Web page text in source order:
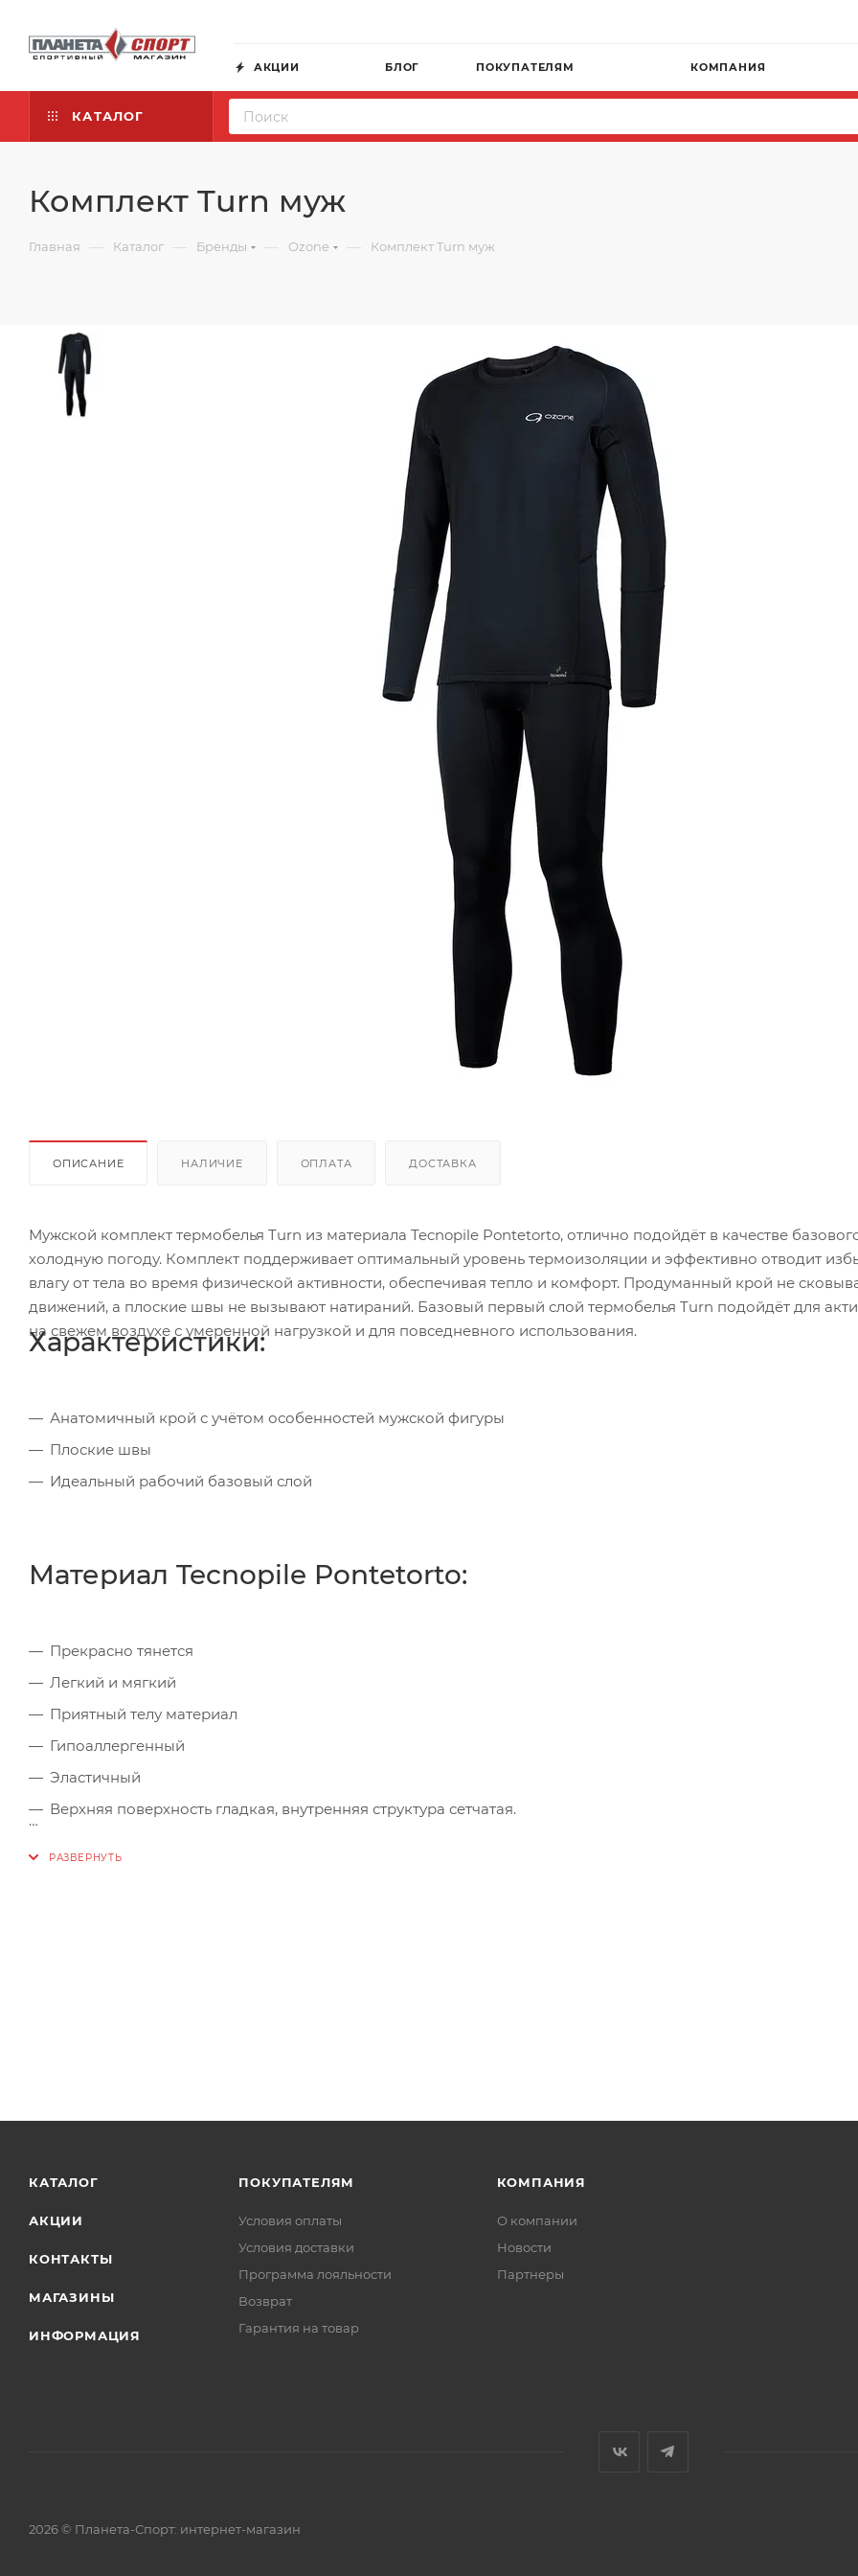
АКЦИИ БЛОГ ПОКУПАТЕЛЯМ КОМПАНИЯ
КАТАЛОГ
Комплект Turn муж
Главная — Каталог — Бренды — Ozone — Комплект Turn муж
ОПИСАНИЕ НАЛИЧИЕ ОПЛАТА ДОСТАВКА
Мужской комплект термобелья Turn из материала Tecnopile Pontetorto, отлично подойдёт в качестве
холодную погоду. Комплект поддерживает оптимальный уровень термоизоляции и эффективно отводит
влагу от тела во время физической активности, обеспечивая тепло и комфорт. Продуманный крой не
движений, а плоские швы не вызывают натираний. Базовый первый слой термобелья Turn подойдёт для
на свежем воздухе с умеренной нагрузкой и для повседневного использования.
Характеристики:
Анатомичный крой с учётом особенностей мужской фигуры
Плоские швы
Идеальный рабочий базовый слой
Материал Tecnopile Pontetorto:
Прекрасно тянется
Легкий и мягкий
Приятный телу материал
Гипоаллергенный
Эластичный
Верхняя поверхность гладкая, внутренняя структура сетчатая.
КАТАЛОГ
АКЦИИ
КОНТАКТЫ
МАГАЗИНЫ
ИНФОРМАЦИЯ
ПОКУПАТЕЛЯМ
Условия оплаты
Условия доставки
Программа лояльности
Возврат
Гарантия на товар
КОМПАНИЯ
О компании
Новости
Партнеры
2026 © Планета-Спорт: интернет-магазин